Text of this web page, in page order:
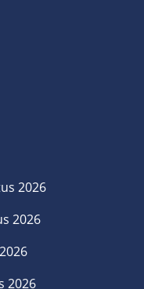
2026
2026
2026